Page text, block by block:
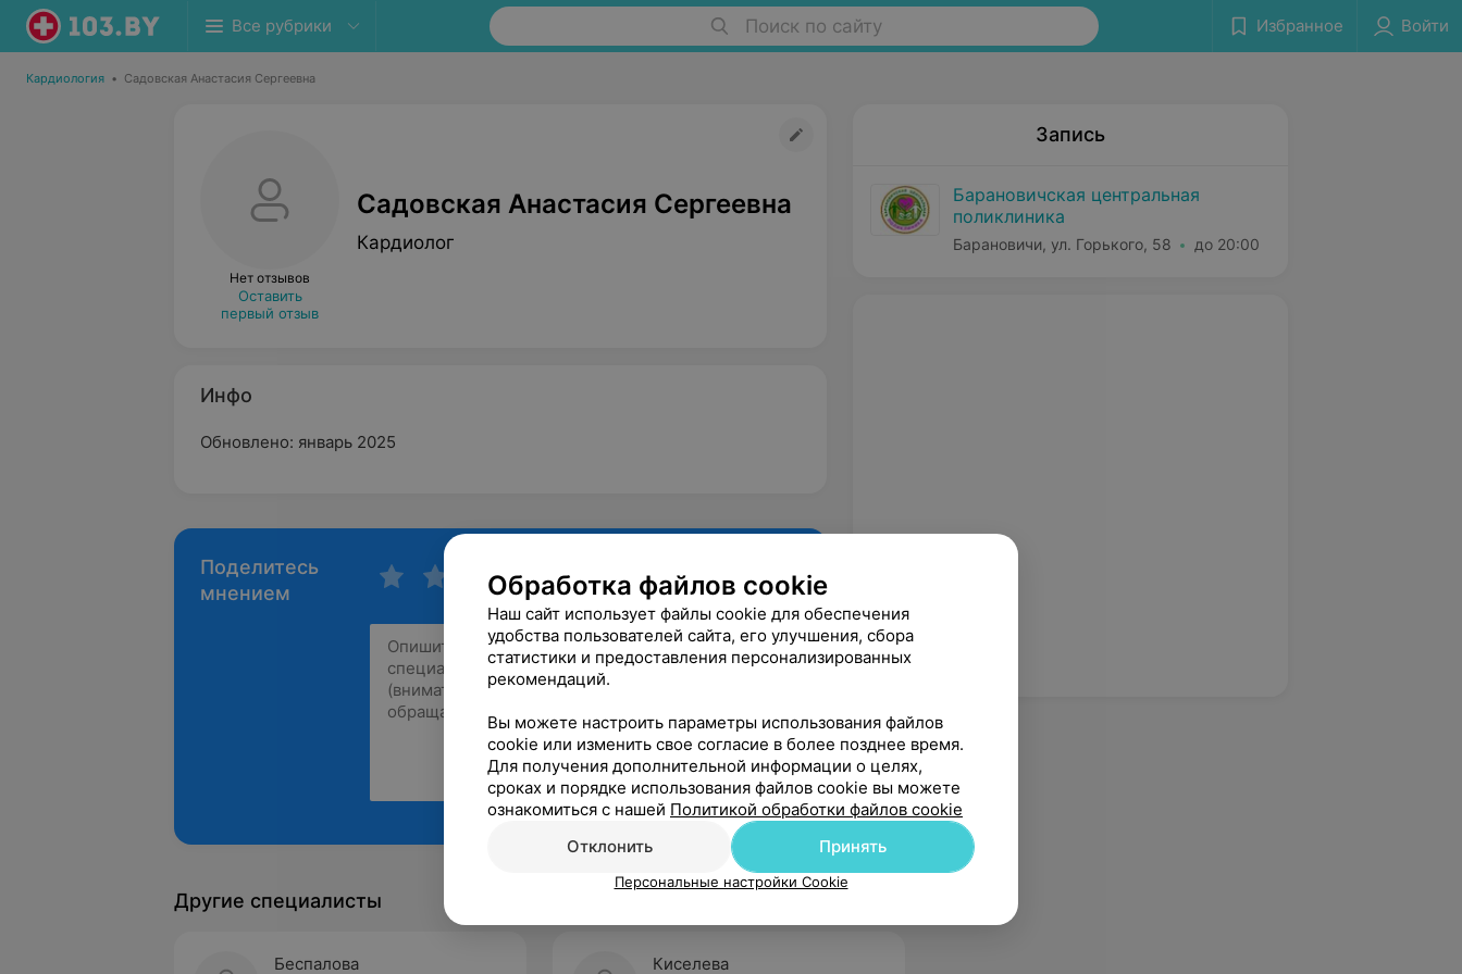
Все рубрики Поиск по сайту Избранное Войти
Кардиология • Садовская Анастасия Сергеевна
Нет отзывов
Оставить
первый отзыв
Садовская Анастасия Сергеевна
Кардиолог
Инфо
Обновлено: январь 2025
Поделитесь
мнением
Рекомендую
Запись
Барановичская центральная
поликлиника
Барановичи, ул. Горького, 58 до 20:00
Другие специалисты
Беспалова Киселева
Обработка файлов cookie
Наш сайт использует файлы cookie для обеспечения
удобства пользователей сайта, его улучшения, сбора
статистики и предоставления персонализированных
рекомендаций.
Вы можете настроить параметры использования файлов
cookie или изменить свое согласие в более позднее время.
Для получения дополнительной информации о целях,
сроках и порядке использования файлов cookie вы можете
ознакомиться с нашей Политикой обработки файлов cookie
Отклонить
Принять
Персональные настройки Cookie